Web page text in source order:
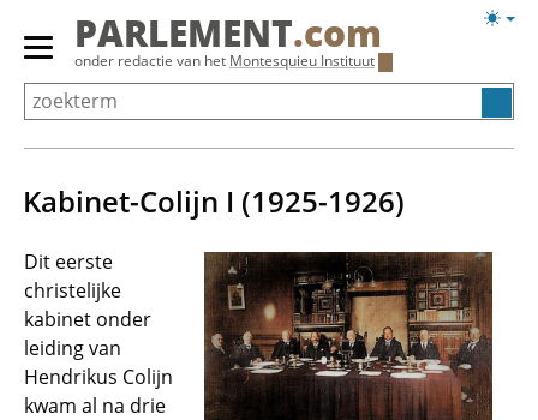
Overslaan
Primair
menu
tonen/verbergen
PARLEMENT.com
onder redactie van het Montesquieu Instituut
Kabinet-Colijn I (1925-1926)
Dit eerste
christelijke
kabinet onder
leiding van
Hendrikus Colijn
kwam al na drie